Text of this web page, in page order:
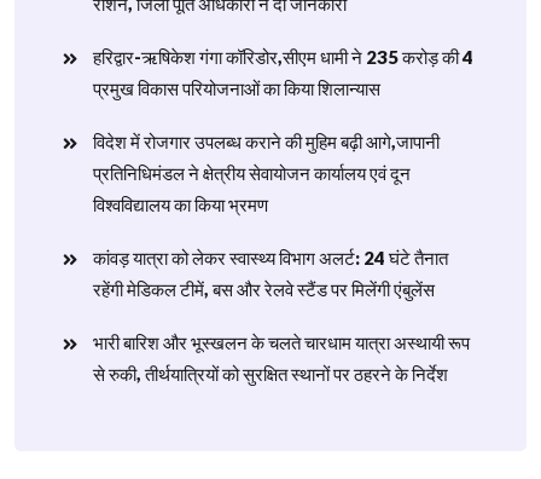
हरिद्वार-ऋषिकेश गंगा कॉरिडोर,सीएम धामी ने 235 करोड़ की 4
प्रमुख विकास परियोजनाओं का किया शिलान्यास
विदेश में रोजगार उपलब्ध कराने की मुहिम बढ़ी आगे,जापानी
प्रतिनिधिमंडल ने क्षेत्रीय सेवायोजन कार्यालय एवं दून
विश्वविद्यालय का किया भ्रमण
​कांवड़ यात्रा को लेकर स्वास्थ्य विभाग अलर्ट: 24 घंटे तैनात
रहेंगी मेडिकल टीमें, बस और रेलवे स्टैंड पर मिलेंगी एंबुलेंस
​भारी बारिश और भूस्खलन के चलते चारधाम यात्रा अस्थायी रूप
से रुकी, तीर्थयात्रियों को सुरक्षित स्थानों पर ठहरने के निर्देश